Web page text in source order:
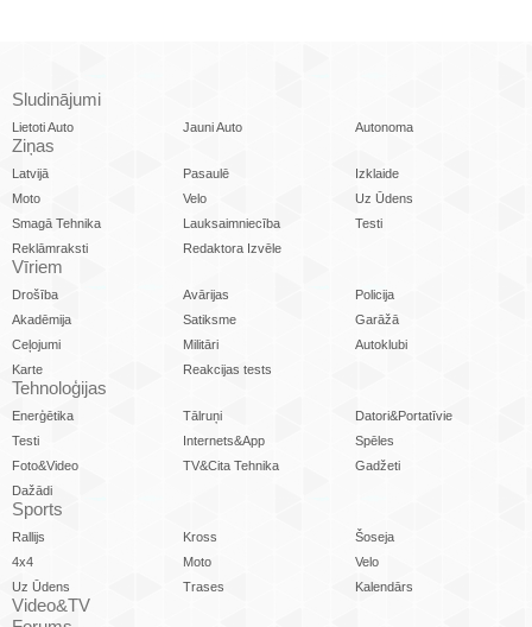
Sludinājumi
Lietoti Auto Jauni Auto Autonoma
Ziņas
Latvijā Pasaulē
Izklaide
Moto
Velo
Uz Ūdens
Smagā Tehnika
Lauksaimniecība
Testi
Reklāmraksti
Redaktora Izvēle
Vīriem
Drošība Avārijas
Policija
Akadēmija
Satiksme
Garāžā
Ceļojumi
Militāri
Autoklubi
Karte
Reakcijas tests
Tehnoloģijas
Enerģētika Tālruņi
Datori&Portatīvie
Testi
Internets&App
Spēles
Foto&Video
TV&Cita Tehnika
Gadžeti
Dažādi
Sports
Rallijs Kross
Šoseja
4x4
Moto
Velo
Uz Ūdens
Trases Kalendārs
Video&TV